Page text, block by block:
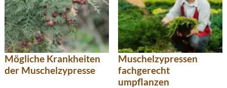
Mögliche Krankheiten
der Muschelzypresse
Muschelzypressen
fachgerecht
umpflanzen